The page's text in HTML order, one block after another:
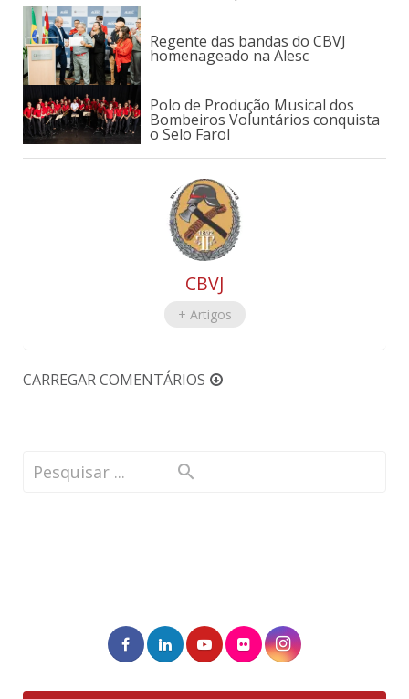
Regente das bandas do CBVJ
homenageado na Alesc
Polo de Produção Musical dos
Bombeiros Voluntários conquista
o Selo Farol
CBVJ
+ Artigos
CARREGAR COMENTÁRIOS